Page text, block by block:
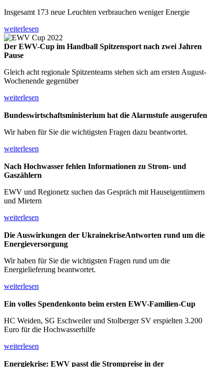
Insgesamt 173 neue Leuchten verbrauchen weniger Energie
weiterlesen
Der EWV-Cup im Handball Spitzensport nach zwei Jahren
Pause
Gleich acht regionale Spitzenteams stehen sich am ersten August-
Wochenende gegenüber
weiterlesen
Bundeswirtschafts­ministerium hat die Alarmstufe ausgerufen
Wir haben für Sie die wichtigsten Fragen dazu beantwortet.
weiterlesen
Nach Hochwasser fehlen Informationen zu Strom- und
Gaszählern
EWV und Regionetz suchen das Gespräch mit Hauseigentümern
und Mietern
weiterlesen
Die Auswirkungen der UkrainekriseAntworten rund um die
Energieversorgung
Wir haben für Sie die wichtigsten Fragen rund um die
Energielieferung beantwortet.
weiterlesen
Ein volles Spendenkonto beim ersten EWV-Familien-Cup
HC Weiden, SG Eschweiler und Stolberger SV erspielten 3.200
Euro für die Hochwasserhilfe
weiterlesen
Energiekrise: EWV passt die Strompreise in der